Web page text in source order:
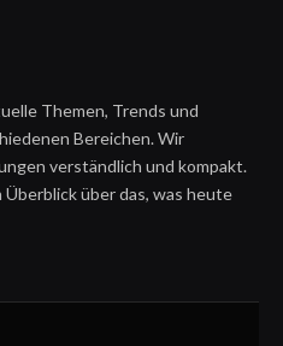
Themen, Trends und
Bereichen. Wir
verständlich und kompakt.
über das, was heute